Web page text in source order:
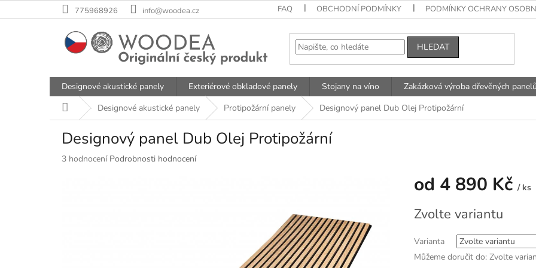
na
775968926 info@woodea.cz FAQ OBCHODNÍ PODMÍNKY PODMÍNKY OCHRANY
HLEDAT
Designové akustické panely Exteriérové obkladové panely Stojany na víno Zakázková výroba dřevěných panelů
Domů Designové akustické panely Protipožární panely Designový panel Dub Olej Protipožární
Designový panel Dub Olej Protipožární
Průměrné
3 hodnocení Podrobnosti hodnocení
od 4 890 Kč / ks
cena:
Zvolte variantu
Varianta
Můžeme doručit do: Zvolte